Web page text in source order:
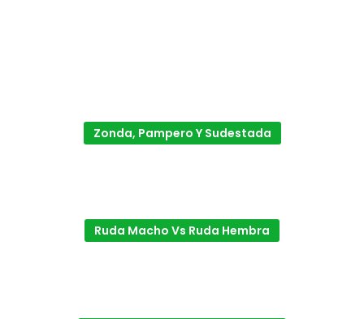
Zonda, Pampero Y Sudestada
Ruda Macho Vs Ruda Hembra